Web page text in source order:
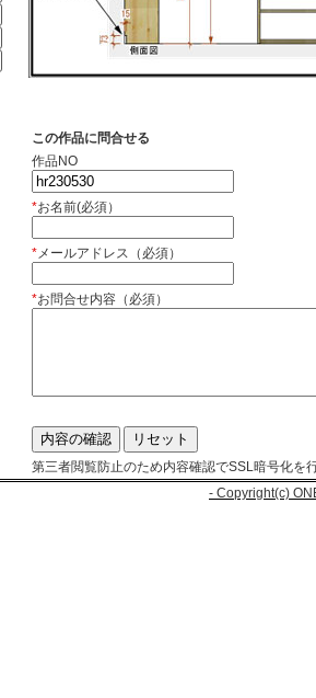
この作品に問合せる
作品NO
*お名前(必須）
*メールアドレス（必須）
*お問合せ内容（必須）
第三者閲覧防止のため内容確認でSSL暗号化を
- Copyright(c)